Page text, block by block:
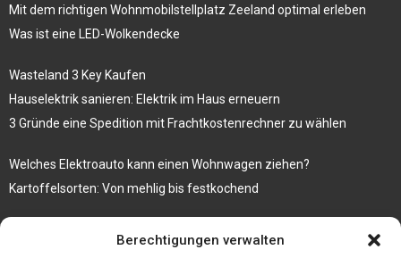
Berechtigungen verwalten
Mit dem richtigen Wohnmobilstellplatz Zeeland optimal erleben
Was ist eine LED-Wolkendecke
Wasteland 3 Key Kaufen
Hauselektrik sanieren: Elektrik im Haus erneuern
3 Gründe eine Spedition mit Frachtkostenrechner zu wählen
Welches Elektroauto kann einen Wohnwagen ziehen?
Kartoffelsorten: Von mehlig bis festkochend